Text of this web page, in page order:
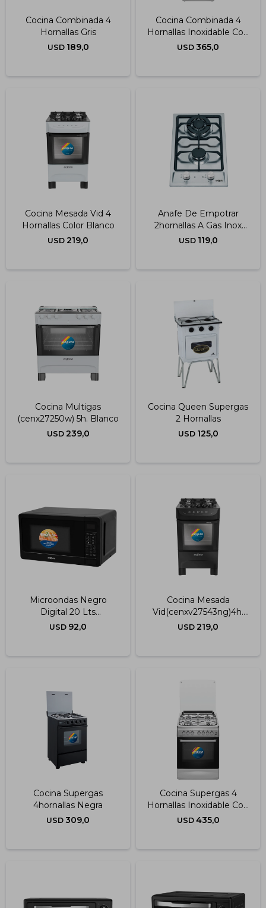
Cocina Combinada 4
Hornallas Gris
USD 189,0
Cocina Combinada 4
Hornallas Inoxidable Con
Termocupla 50x60 Cm
USD 365,0
Cocina Mesada Vid 4
Hornallas Color Blanco
USD 219,0
Anafe De Empotrar
2hornallas A Gas Inox
Enxuta
USD 119,0
Cocina Multigas
(cenx27250w) 5h. Blanco
USD 239,0
Cocina Queen Supergas
2 Hornallas
USD 125,0
Microondas Negro
Digital 20 Lts
(moenx0320dng)
USD 92,0
Cocina Mesada
Vid(cenxv27543ng)4h.
Negra
USD 219,0
Cocina Supergas
4hornallas Negra
USD 309,0
Cocina Supergas 4
Hornallas Inoxidable Con
Termocupla 60x60 Cm
USD 435,0